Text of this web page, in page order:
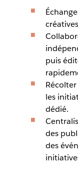
puis
les
dédié.
des
des